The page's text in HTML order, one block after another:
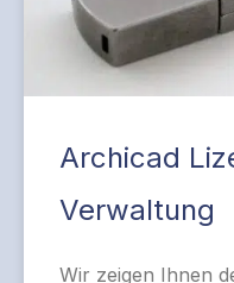
Archicad
Verwaltung
Wir zeigen Ihnen